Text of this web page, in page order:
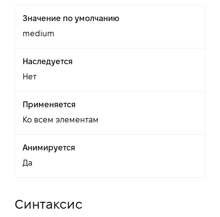
Значение по умолчанию
medium
Наследуется
Нет
Применяется
Ко всем элементам
Анимируется
Да
Синтаксис